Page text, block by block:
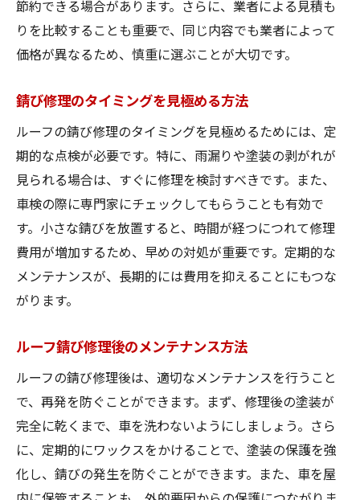
節約できる場合があります。さらに、業者による見積も
りを比較することも重要で、同じ内容でも業者によって
価格が異なるため、慎重に選ぶことが大切です。
錆び修理のタイミングを見極める方法
ルーフの錆び修理のタイミングを見極めるためには、定
期的な点検が必要です。特に、雨漏りや塗装の剥がれが
見られる場合は、すぐに修理を検討すべきです。また、
車検の際に専門家にチェックしてもらうことも有効で
す。小さな錆びを放置すると、時間が経つにつれて修理
費用が増加するため、早めの対処が重要です。定期的な
メンテナンスが、長期的には費用を抑えることにもつな
がります。
ルーフ錆び修理後のメンテナンス方法
ルーフの錆び修理後は、適切なメンテナンスを行うこと
で、再発を防ぐことができます。まず、修理後の塗装が
完全に乾くまで、車を洗わないようにしましょう。さら
に、定期的にワックスをかけることで、塗装の保護を強
化し、錆びの発生を防ぐことができます。また、車を屋